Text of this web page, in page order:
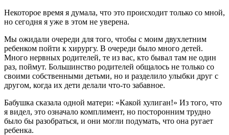
Некоторое время я думала, что это происходит только со мной,
но сегодня я уже в этом не уверена.
Мы ожидали очереди для того, чтобы с моим двухлетним
ребенком пойти к хирургу. В очереди было много детей.
Много нервных родителей, те из вас, кто бывал там не один
раз, поймут. Большинство родителей общалось не только со
своими собственными детьми, но и разделило улыбки друг с
другом, когда их дети делали что-то забавное.
Бабушка сказала одной матери: «Какой хулиган!» Из того, что
я видел, это означало комплимент, но посторонним трудно
было бы разобраться, и они могли подумать, что она ругает
ребенка.